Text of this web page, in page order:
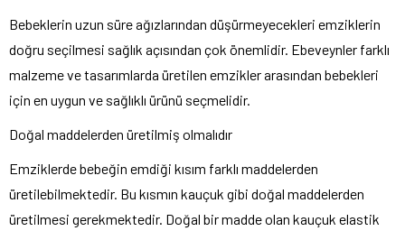
Bebeklerin uzun süre ağızlarından düşürmeyecekleri emziklerin
doğru seçilmesi sağlık açısından çok önemlidir. Ebeveynler farklı
malzeme ve tasarımlarda üretilen emzikler arasından bebekleri
için en uygun ve sağlıklı ürünü seçmelidir.
Doğal maddelerden üretilmiş olmalıdır
Emziklerde bebeğin emdiği kısım farklı maddelerden
üretilebilmektedir. Bu kısmın kauçuk gibi doğal maddelerden
üretilmesi gerekmektedir. Doğal bir madde olan kauçuk elastik